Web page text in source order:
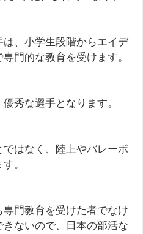
、小学生段階からエイデ
門的な教育を受けます。
秀な選手となります。
はなく、陸上やバレーボ
。
門教育を受けた者でなけ
ないので、日本の部活な